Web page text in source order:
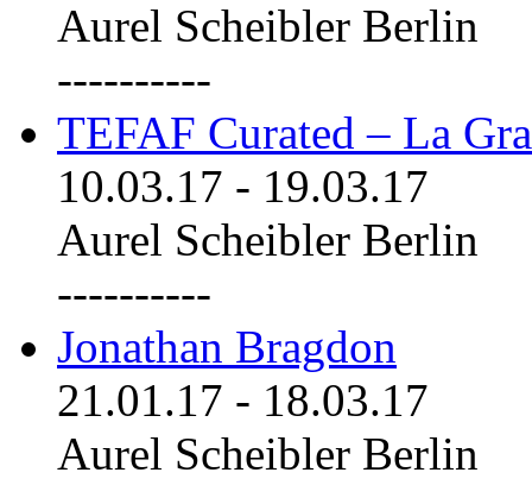
Aurel Scheibler Berlin
----------
TEFAF Curated – La
10.03.17 - 19.03.17
Aurel Scheibler Berlin
----------
Jonathan Bragdon
21.01.17 - 18.03.17
Aurel Scheibler Berlin